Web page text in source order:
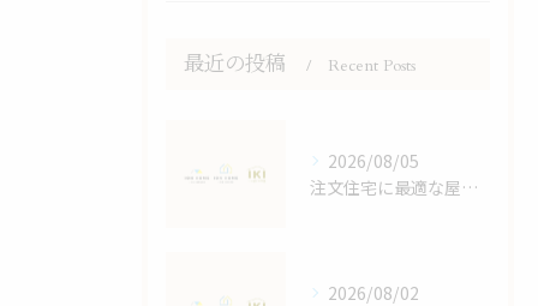
最近の投稿 Recent Posts
2026/08/05
注文住宅に最適な屋根デザイン術
2026/08/02